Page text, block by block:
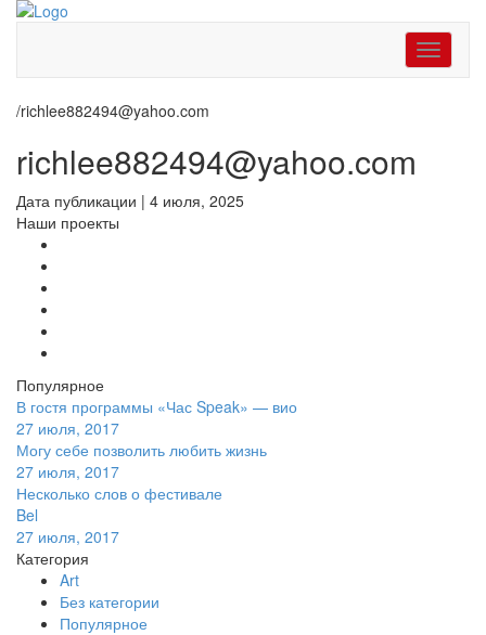
Toggle
/richlee882494@yahoo.com
richlee882494@yahoo.com
Дата публикации | 4 июля, 2025
Наши проекты
Популярное
В гостя программы «Час Speak» — вио
27 июля, 2017
Могу себе позволить любить жизнь
27 июля, 2017
Несколько слов о фестивале
Bel
27 июля, 2017
Категория
Art
Без категории
Популярное